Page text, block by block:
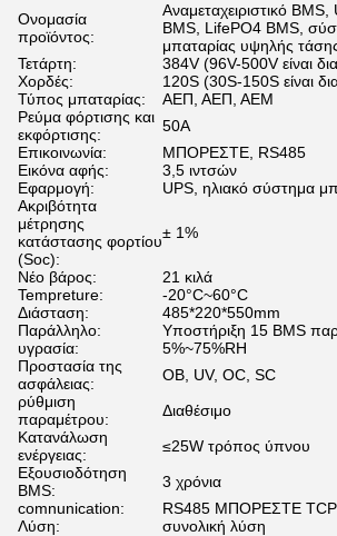
Ονομασία
προϊόντος:
Αναμεταχειριστικό
BMS, LifePO4 BMS,
μπαταρίας υψηλής
Τετάρτη:
384V (96V-500V είναι
Χορδές:
120S (30S-150S είναι
Τύπος μπαταρίας:
ΑΕΠ, ΑΕΠ, ΑΕΜ
Ρεύμα φόρτισης και
εκφόρτισης:
50Α
Επικοινωνία:
ΜΠΟΡΕΣΤΕ, RS485
Εικόνα αφής:
3,5 ιντσών
Εφαρμογή:
UPS, ηλιακό σύστημα
Ακριβότητα
μέτρησης
κατάστασης φορτίου
(Soc):
± 1%
Νέο βάρος:
21 κιλά
Tempreture:
-20°C~60°C
Διάσταση:
485*220*550mm
Παράλληλο:
Υποστήριξη 15 BMS
υγρασία:
5%~75%RH
Προστασία της
ασφάλειας:
ΟΒ, UV, OC, SC
ρύθμιση
παραμέτρου:
Διαθέσιμο
Κατανάλωση
ενέργειας:
≤25W τρόπος ύπνου
Εξουσιοδότηση
BMS:
3 χρόνια
comnunication:
RS485 ΜΠΟΡΕΣΤΕ
Λύση:
συνολική λύση